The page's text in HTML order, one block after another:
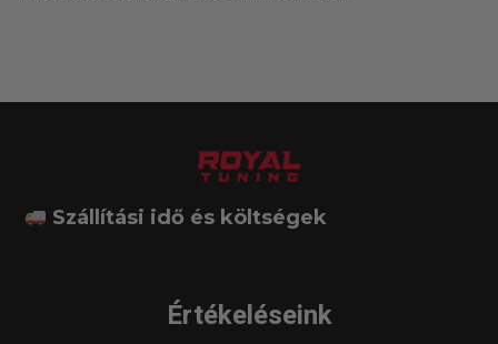
Szállítási idő és költségek
Értékeléseink